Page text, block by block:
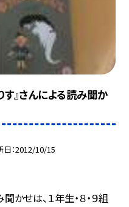
す』さんによる読み聞か
日 2012/10/15
かせは、１年生・８・９組